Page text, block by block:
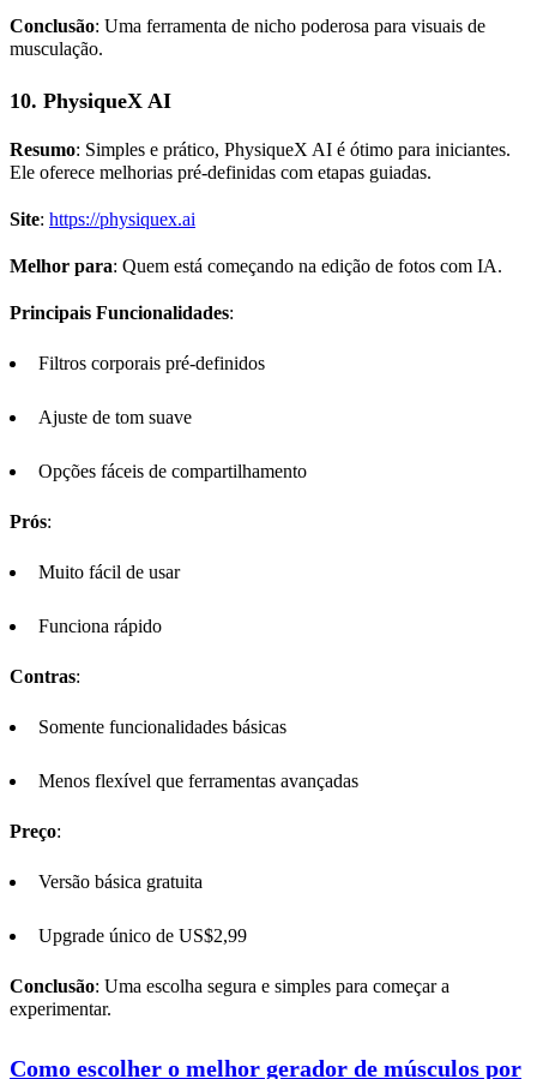
Conclusão: Uma ferramenta de nicho poderosa para visuais de
musculação.
10. PhysiqueX AI
Resumo: Simples e prático, PhysiqueX AI é ótimo para iniciantes.
Ele oferece melhorias pré-definidas com etapas guiadas.
Site: https://physiquex.ai
Melhor para: Quem está começando na edição de fotos com IA.
Principais Funcionalidades:
Filtros corporais pré-definidos
Ajuste de tom suave
Opções fáceis de compartilhamento
Prós:
Muito fácil de usar
Funciona rápido
Contras:
Somente funcionalidades básicas
Menos flexível que ferramentas avançadas
Preço:
Versão básica gratuita
Upgrade único de US$2,99
Conclusão: Uma escolha segura e simples para começar a
experimentar.
Como escolher o melhor gerador de músculos por